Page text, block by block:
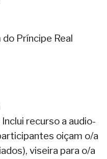
do Príncipe Real
recurso a audio-
oiçam o/a
viseira para o/a